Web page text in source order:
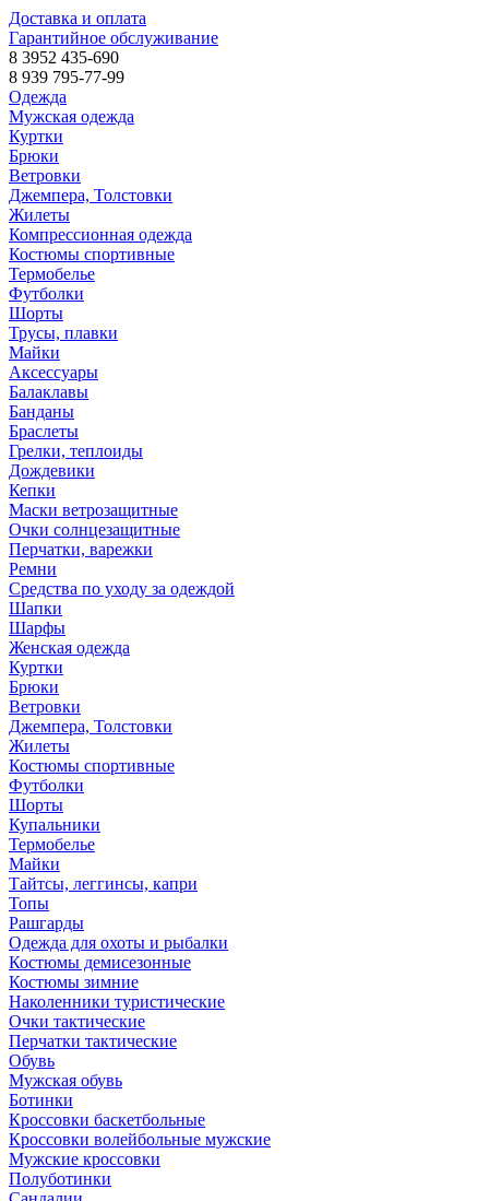
Доставка и оплата
Гарантийное обслуживание
8 3952 435-690
8 939 795-77-99
Одежда
Мужская одежда
Куртки
Брюки
Ветровки
Джемпера, Толстовки
Жилеты
Компрессионная одежда
Костюмы спортивные
Термобелье
Футболки
Шорты
Трусы, плавки
Майки
Аксессуары
Балаклавы
Банданы
Браслеты
Грелки, теплоиды
Дождевики
Кепки
Маски ветрозащитные
Очки солнцезащитные
Перчатки, варежки
Ремни
Средства по уходу за одеждой
Шапки
Шарфы
Женская одежда
Куртки
Брюки
Ветровки
Джемпера, Толстовки
Жилеты
Костюмы спортивные
Футболки
Шорты
Купальники
Термобелье
Майки
Тайтсы, леггинсы, капри
Топы
Рашгарды
Одежда для охоты и рыбалки
Костюмы демисезонные
Костюмы зимние
Наколенники туристические
Очки тактические
Перчатки тактические
Обувь
Мужская обувь
Ботинки
Кроссовки баскетбольные
Кроссовки волейбольные мужские
Мужские кроссовки
Полуботинки